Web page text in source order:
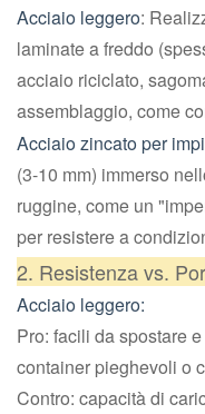
Acciaio leggero:
laminate a freddo
acciaio riciclato,
assemblaggio, come
Acciaio zincato per
(3-10 mm) immerso
ruggine, come un
per resistere a
2. Resistenza vs.
Acciaio leggero:
Pro: facili da spostare
container pieghevoli o
Contro: capacità di